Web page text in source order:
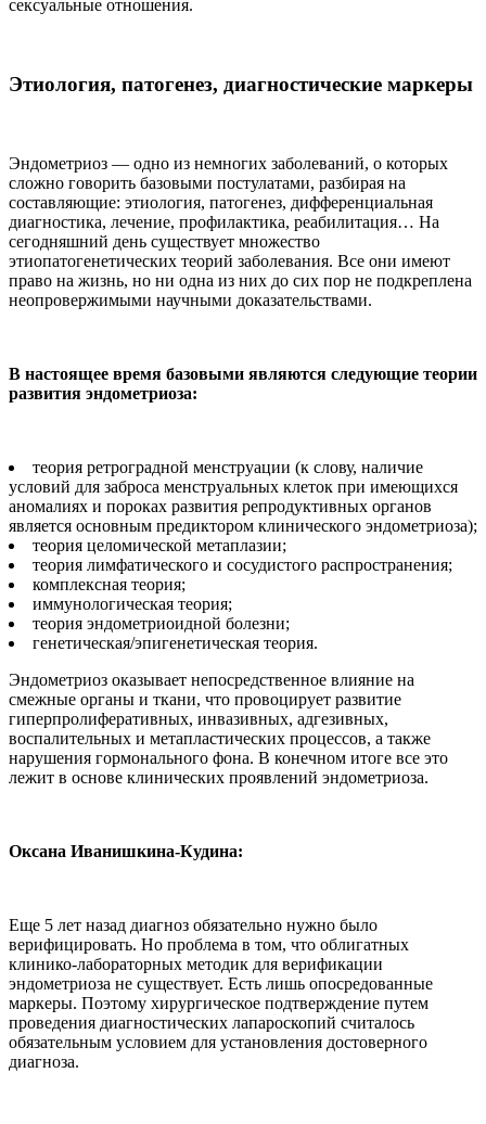
сексуальные отношения.
Этиология, патогенез, диагностические маркеры
Эндометриоз — одно из немногих заболеваний, о которых
сложно говорить базовыми постулатами, разбирая на
составляющие: этиология, патогенез, дифференциальная
диагностика, лечение, профилактика, реабилитация… На
сегодняшний день существует множество
этиопатогенетических теорий заболевания. Все они имеют
право на жизнь, но ни одна из них до сих пор не подкреплена
неопровержимыми научными доказательствами.
В настоящее время базовыми являются следующие теории
развития эндометриоза:
теория ретроградной менструации (к слову, наличие
условий для заброса менструальных клеток при имеющихся
аномалиях и пороках развития репродуктивных органов
является основным предиктором клинического эндометриоза);
теория целомической метаплазии;
теория лимфатического и сосудистого распространения;
комплексная теория;
иммунологическая теория;
теория эндометриоидной болезни;
генетическая/эпигенетическая теория.
Эндометриоз оказывает непосредственное влияние на
смежные органы и ткани, что провоцирует развитие
гиперпролиферативных, инвазивных, адгезивных,
воспалительных и метапластических процессов, а также
нарушения гормонального фона. В конечном итоге все это
лежит в основе клинических проявлений эндометриоза.
Оксана Иванишкина-Кудина:
Еще 5 лет назад диагноз обязательно нужно было
верифицировать. Но проблема в том, что облигатных
клинико-лабораторных методик для верификации
эндометриоза не существует. Есть лишь опосредованные
маркеры. Поэтому хирургическое подтверждение путем
проведения диагностических лапароскопий считалось
обязательным условием для установления достоверного
диагноза.